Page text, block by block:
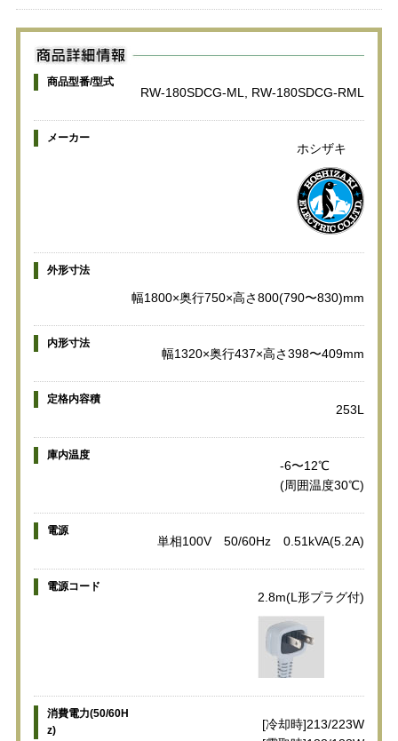
商品型番/型式
RW-180SDCG-ML, RW-180SDCG-RML
メーカー
ホシザキ
外形寸法
幅1800×奥行750×高さ800(790〜830)mm
内形寸法
幅1320×奥行437×高さ398〜409mm
定格内容積
253L
庫内温度
-6〜12℃
(周囲温度30℃)
電源
単相100V 50/60Hz 0.51kVA(5.2A)
電源コード
2.8m(L形プラグ付)
消費電力(50/60H
z)
[冷却時]213/223W